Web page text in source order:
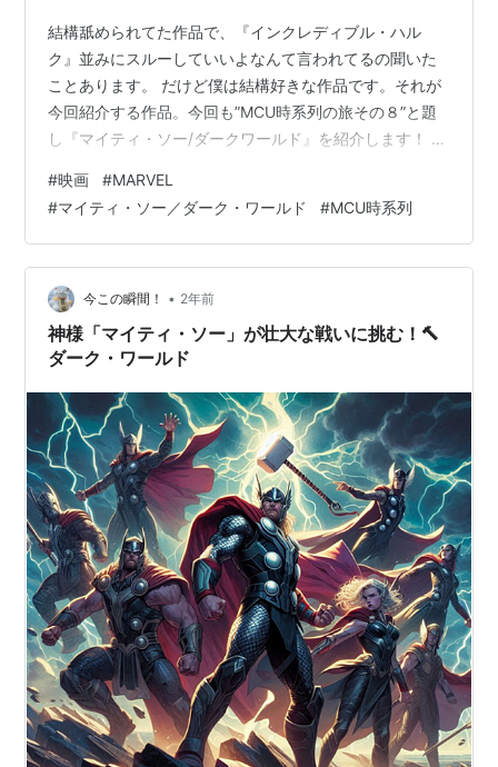
関連作品
マイティ・ソー（2011） シリーズ第1作目
アベンジャーズ （2012）
*1:Rated PG-13 for sequences of intense sci-fi action
and violence, and some suggestive content.
結構舐められてた作品で、『インクレディブル・ハル
ク』並みにスルーしていいよなんて言われてるの聞いた
ことあります。 だけど僕は結構好きな作品です。それが
今回紹介する作品。今回も”MCU時系列の旅その８”と題
し『マイティ・ソー/ダークワールド』を紹介します！ 前
cinema.net 予告映像！ あらすじ 主要人物 ソー 過去出演
作品 ロキ 過去出演作品 ジェーン・フォスター 過去出演
作品 エリック・セルヴィグ/イアン・ブースビー/ダーシ
ー・ルイス 過去出演作品 マレキス オーディン 過去出演
作品 フリッガ 過去出演作品 ヘイムダル 過去出演作品…
#映画 #MARVEL
#マイティ・ソー／ダーク・ワールド #MCU時系列
今この瞬間！ • 2年前
神様「マイティ・ソー」が壮大な戦いに挑む！🔨
ダーク・ワールド